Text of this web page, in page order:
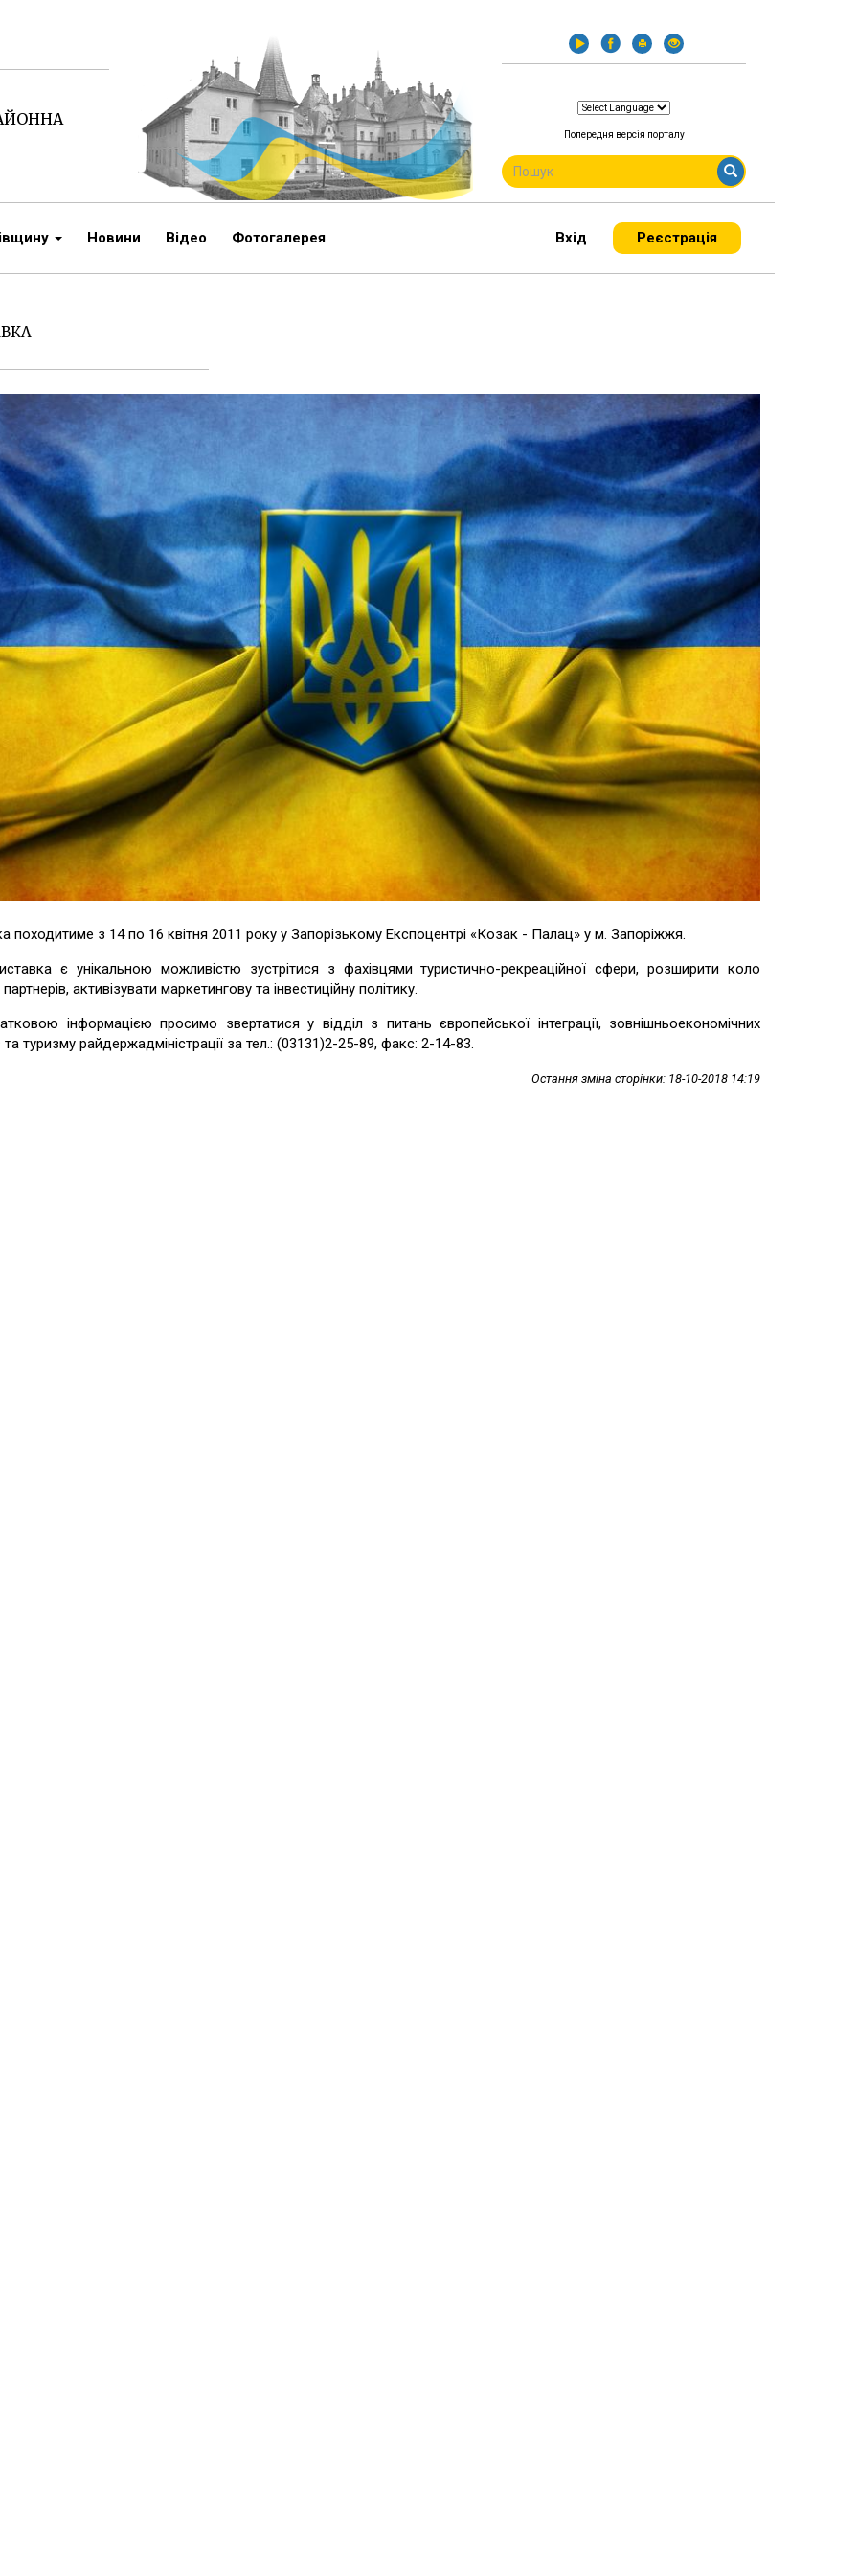
Попередня версія порталу
ПОШУКОВА
ФОРМА
Пошук
Вхід
Реєстрація
Новини Відео Фотогалерея
походитиме з 14 по 16 квітня 2011 року у Запорізькому Експоцентрі «Козак - Палац» у м. Запоріжжя.
є унікальною можливістю зустрітися з фахівцями туристично-рекреаційної сфери, розширити коло
активізувати маркетингову та інвестиційну політику.
інформацією просимо звертатися у відділ з питань європейської інтеграції, зовнішньоекономічних
та туризму райдержадміністрації за тел.: (03131)2-25-89, факс: 2-14-83.
Остання зміна сторінки: 18-10-2018 14:19